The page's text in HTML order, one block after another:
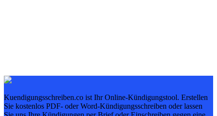
Kuendigungsschreiben.co ist Ihr Online-Kündigungstool. Erstellen
Sie kostenlos PDF- oder Word-Kündigungsschreiben oder lassen